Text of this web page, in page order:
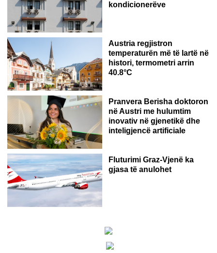
kondicionerëve
Austria regjistron
temperaturën më të lartë në
histori, termometri arrin
40.8°C
AUSTRI
Pranvera Berisha doktoron
në Austri me hulumtim
inovativ në gjenetikë dhe
inteligjencë artificiale
Fluturimi Graz-Vjenë ka
gjasa të anulohet